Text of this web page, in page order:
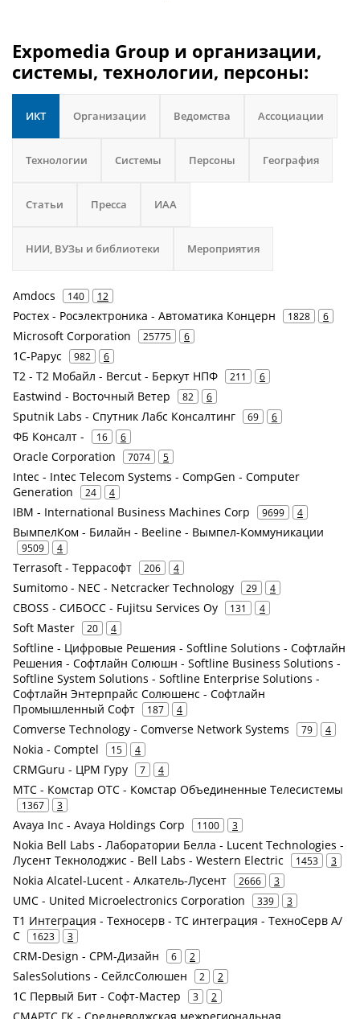
Expomedia Group и организации,
системы, технологии, персоны:
ИКТ Организации Ведомства Ассоциации
Технологии Системы Персоны География
Статьи Пресса ИАА
НИИ, ВУЗы и библиотеки Мероприятия
Amdocs 140 12
Ростех - Росэлектроника - Автоматика Концерн 1828 6
Microsoft Corporation 25775 6
1С-Рарус 982 6
Т2 - Т2 Мобайл - Bercut - Беркут НПФ 211 6
Eastwind - Восточный Ветер 82 6
Sputnik Labs - Спутник Лабc Консалтинг 69 6
ФБ Консалт - 16 6
Oracle Corporation 7074 5
Intec - Intec Telecom Systems - CompGen - Computer
Generation
24 4
IBM - International Business Machines Corp 9699 4
ВымпелКом - Билайн - Beeline - Вымпел-Коммуникации
9509 4
Terrasoft - Террасофт 206 4
Sumitomo - NEC - Netcracker Technology 29 4
CBOSS - СИБОСС - Fujitsu Services Oy 131 4
Soft Master 20 4
Softline - Цифровые Решения - Softline Solutions - Софтлайн
Решения - Софтлайн Солюшн - Softline Business Solutions -
Softline System Solutions - Softline Enterprise Solutions -
Софтлайн Энтерпрайс Солюшенс - Софтлайн
Промышленный Софт
187 4
Comverse Technology - Comverse Network Systems 79 4
Nokia - Comptel 15 4
CRMGuru - ЦРМ Гуру 7 4
МТС - Комстар ОТС - Комстар Объединенные Телесистемы
1367 3
Avaya Inc - Avaya Holdings Corp 1100 3
Nokia Bell Labs - Лаборатории Белла - Lucent Technologies -
Лусент Текнолоджис - Bell Labs - Western Electric
1453 3
Nokia Alcatel-Lucent - Алкатель-Лусент 2666 3
UMC - United Microelectronics Corporation 339 3
Т1 Интеграция - Техносерв - ТС интеграция - ТехноСерв А/
С
1623 3
CRM-Design - СРМ-Дизайн 6 2
SalesSolutions - СейлсСолюшен 2 2
1С Первый Бит - Софт-Мастер 3 2